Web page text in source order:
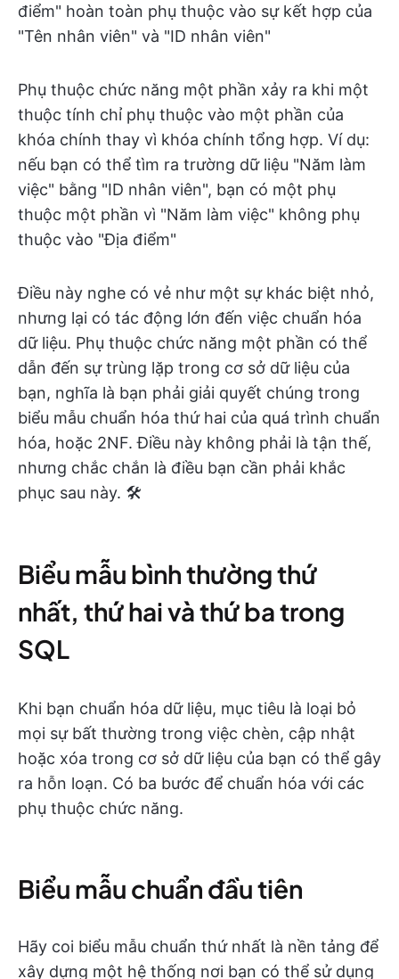
điểm" hoàn toàn phụ thuộc vào sự kết hợp của
"Tên nhân viên" và "ID nhân viên"
Phụ thuộc chức năng một phần xảy ra khi một
thuộc tính chỉ phụ thuộc vào một phần của
khóa chính thay vì khóa chính tổng hợp. Ví dụ:
nếu bạn có thể tìm ra trường dữ liệu "Năm làm
việc" bằng "ID nhân viên", bạn có một phụ
thuộc một phần vì "Năm làm việc" không phụ
thuộc vào "Địa điểm"
Điều này nghe có vẻ như một sự khác biệt nhỏ,
nhưng lại có tác động lớn đến việc chuẩn hóa
dữ liệu. Phụ thuộc chức năng một phần có thể
dẫn đến sự trùng lặp trong cơ sở dữ liệu của
bạn, nghĩa là bạn phải giải quyết chúng trong
biểu mẫu chuẩn hóa thứ hai của quá trình chuẩn
hóa, hoặc 2NF. Điều này không phải là tận thế,
nhưng chắc chắn là điều bạn cần phải khắc
phục sau này. 🛠️
Biểu mẫu bình thường thứ
nhất, thứ hai và thứ ba trong
SQL
Khi bạn chuẩn hóa dữ liệu, mục tiêu là loại bỏ
mọi sự bất thường trong việc chèn, cập nhật
hoặc xóa trong cơ sở dữ liệu của bạn có thể gây
ra hỗn loạn. Có ba bước để chuẩn hóa với các
phụ thuộc chức năng.
Biểu mẫu chuẩn đầu tiên
Hãy coi biểu mẫu chuẩn thứ nhất là nền tảng để
xây dựng một hệ thống nơi bạn có thể sử dụng